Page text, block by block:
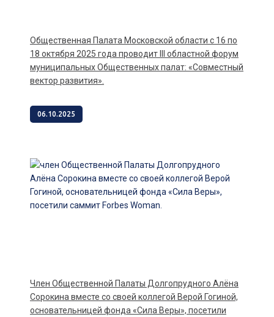
Общественная Палата Московской области с 16 по
18 октября 2025 года проводит III областной форум
муниципальных Общественных палат: «Совместный
вектор развития».
06.10.2025
член Общественной Палаты Долгопрудного Алёна
Сорокина вместе со своей коллегой Верой Гогиной,
основательницей фонда «Сила Веры», посетили